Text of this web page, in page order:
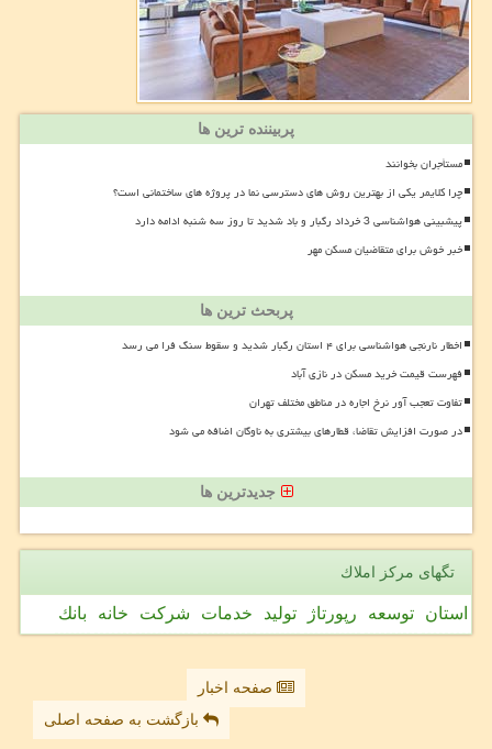
پربیننده ترین ها
مستأجران بخوانند
چرا کلایمر یکی از بهترین روش های دسترسی نما در پروژه های ساختمانی است؟
پیشبینی هواشناسی 3 خرداد رگبار و باد شدید تا روز سه شنبه ادامه دارد
خبر خوش برای متقاضیان مسکن مهر
پربحث ترین ها
اخطار نارنجی هواشناسی برای ۴ استان رگبار شدید و سقوط سنگ فرا می رسد
فهرست قیمت خرید مسکن در نازی آباد
تفاوت تعجب آور نرخ اجاره در مناطق مختلف تهران
در صورت افزایش تقاضا، قطارهای بیشتری به ناوگان اضافه می شود
جدیدترین ها
تگهای مركز املاك
استان توسعه رپورتاژ تولید خدمات شركت خانه بانك
صفحه اخبار
بازگشت به صفحه اصلی